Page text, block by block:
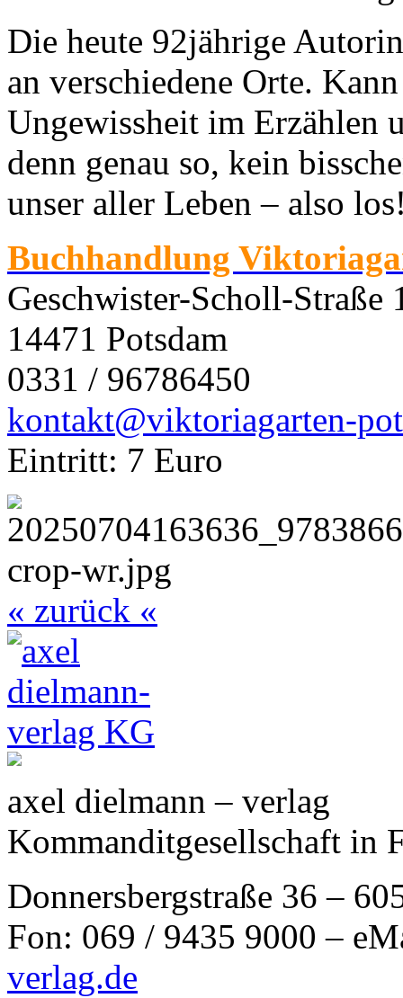
Die heute 92jährige
an verschiedene Orte.
Ungewissheit im Erzählen
denn genau so, kein
unser aller Leben – also
Buchhandlung
Geschwister-Scholl-Straße
14471 Potsdam
0331 / 96786450
kontakt@viktoriagarten-
Eintritt: 7 Euro
« zurück «
axel dielmann – verlag
Kommanditgesellschaft in
Donnersbergstraße 36 –
Fon: 069 / 9435 9000 –
verlag.de